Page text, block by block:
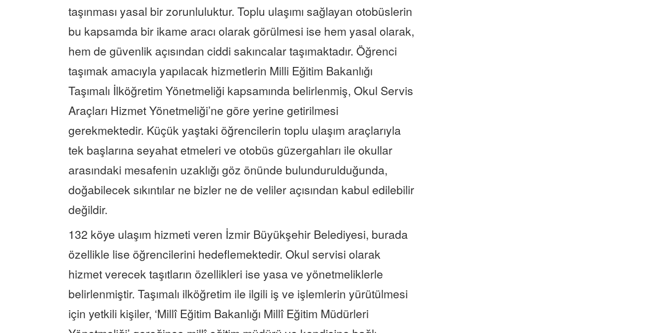
taşınması yasal bir zorunluluktur. Toplu ulaşımı sağlayan otobüslerin
bu kapsamda bir ikame aracı olarak görülmesi ise hem yasal olarak,
hem de güvenlik açısından ciddi sakıncalar taşımaktadır. Öğrenci
taşımak amacıyla yapılacak hizmetlerin Milli Eğitim Bakanlığı
Taşımalı İlköğretim Yönetmeliği kapsamında belirlenmiş, Okul Servis
Araçları Hizmet Yönetmeliği’ne göre yerine getirilmesi
gerekmektedir. Küçük yaştaki öğrencilerin toplu ulaşım araçlarıyla
tek başlarına seyahat etmeleri ve otobüs güzergahları ile okullar
arasındaki mesafenin uzaklığı göz önünde bulundurulduğunda,
doğabilecek sıkıntılar ne bizler ne de veliler açısından kabul edilebilir
değildir.
132 köye ulaşım hizmeti veren İzmir Büyükşehir Belediyesi, burada
özellikle lise öğrencilerini hedeflemektedir. Okul servisi olarak
hizmet verecek taşıtların özellikleri ise yasa ve yönetmeliklerle
belirlenmiştir. Taşımalı ilköğretim ile ilgili iş ve işlemlerin yürütülmesi
için yetkili kişiler, ‘Millî Eğitim Bakanlığı Millî Eğitim Müdürleri